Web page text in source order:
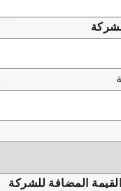
المضافة للشركة